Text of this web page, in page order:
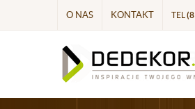
O NAS KONTAKT TEL